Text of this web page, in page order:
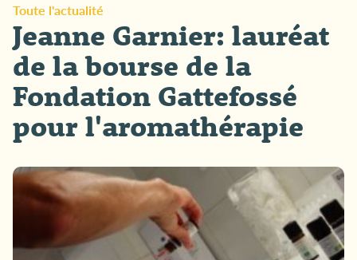
Toute l'actualité
Jeanne Garnier: lauréat
de la bourse de la
Fondation Gattefossé
pour l'aromathérapie